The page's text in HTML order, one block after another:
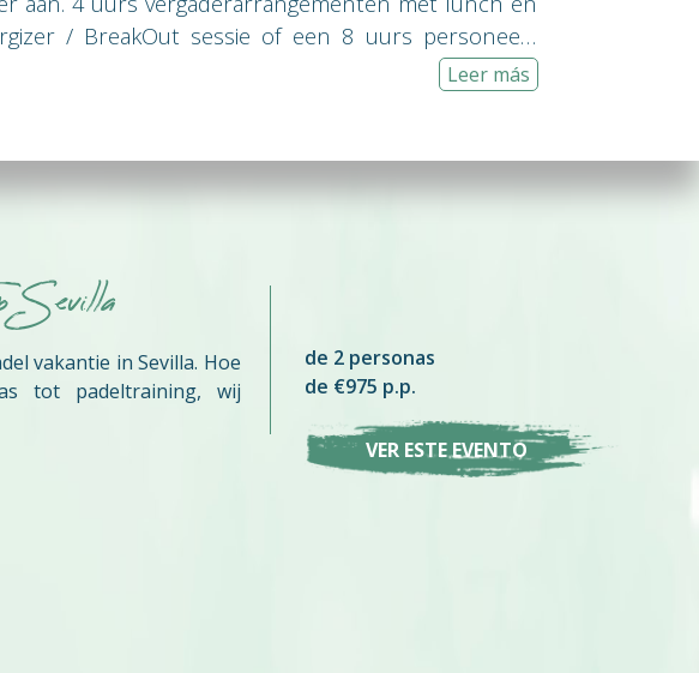
/ BreakOut sessie of een 8 uurs personeels
met ontbijt, lunch en diner? Mogelijkheden
om na afloop van jullie vergadering aansluitend een
Leer más
vakantie in Sevilla. Hoe
tot padeltraining, wij
de 2 personas
de €975 p.p.
VER ESTE EVENTO